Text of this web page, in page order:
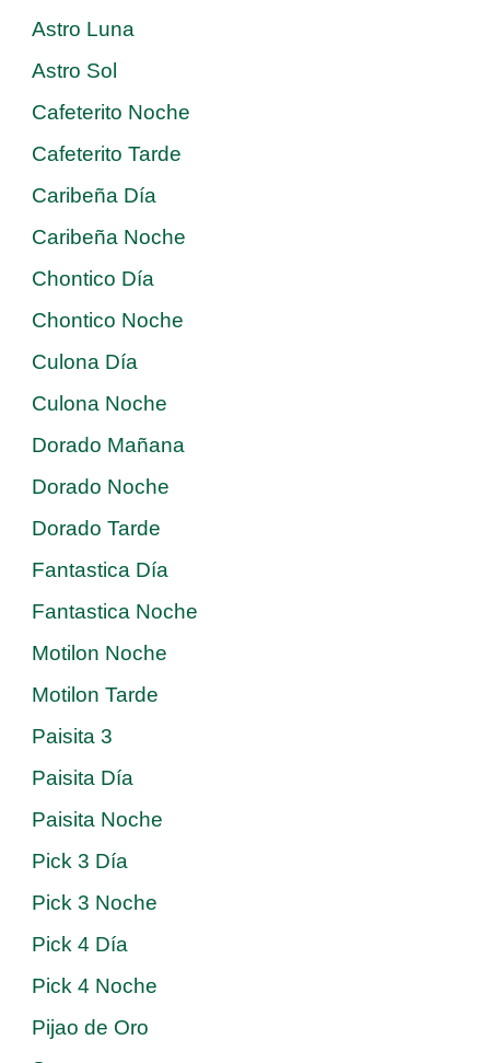
Astro Luna
Astro Sol
Cafeterito Noche
Cafeterito Tarde
Caribeña Día
Caribeña Noche
Chontico Día
Chontico Noche
Culona Día
Culona Noche
Dorado Mañana
Dorado Noche
Dorado Tarde
Fantastica Día
Fantastica Noche
Motilon Noche
Motilon Tarde
Paisita 3
Paisita Día
Paisita Noche
Pick 3 Día
Pick 3 Noche
Pick 4 Día
Pick 4 Noche
Pijao de Oro